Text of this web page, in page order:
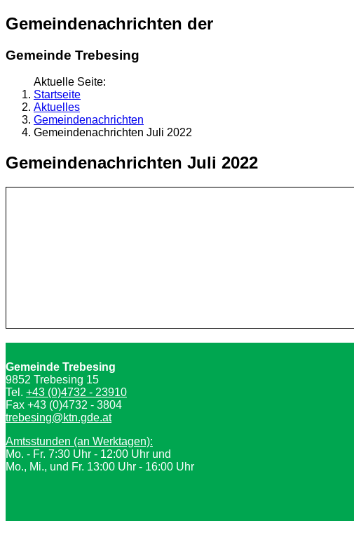
Gemeindenachrichten der
Gemeinde Trebesing
Aktuelle Seite:
Startseite
Aktuelles
Gemeindenachrichten
Gemeindenachrichten Juli 2022
Gemeindenachrichten Juli 2022
Gemeinde Trebesing
9852 Trebesing 15
Tel. +43 (0)4732 - 23910
Fax +43 (0)4732 - 3804
trebesing@ktn.gde.at
Amtsstunden (an Werktagen):
Mo. - Fr. 7:30 Uhr - 12:00 Uhr und
Mo., Mi., und Fr. 13:00 Uhr - 16:00 Uhr